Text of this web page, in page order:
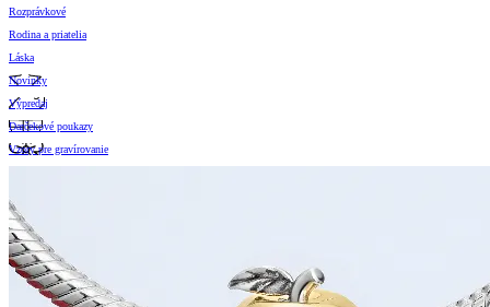
Rozprávkové
Rodina a priatelia
Láska
Novinky
Výpredaj
Darčekové poukazy
Vzory pre gravírovanie